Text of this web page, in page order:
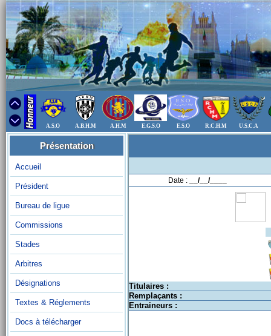
A.S.O A.B.H.M A.H.M E.G.S.O E.S.O R.C.H.M U.S.C.A
Présentation
Accueil
Président
Bureau de ligue
Commissions
Stades
Arbitres
Désignations
Textes & Réglements
Docs à télécharger
Date : __/__/____
Titulaires :
Remplaçants :
Entraineurs :